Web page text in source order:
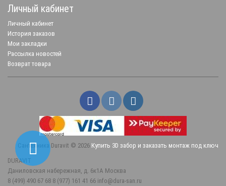
Личный кабинет
Личный кабинет
История заказов
Мои закладки
Рассылка новостей
Возврат товара
Сантехника Duravit © 2026 Купить 3D забор и заказать монтаж под ключ
DURAVIT
Даниловская набережная, д. 6к1А Москва
8 (499) 490 67 68 8 (977) 161 41 66 info@dura-san.ru